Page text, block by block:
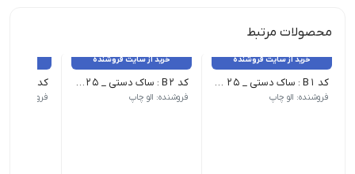
محصولات مرتبط
خرید از سایت فروشنده
کد B1 : ساک دستی _ 25 عدد
فروشنده: الو چاپ
خرید از سایت فروشنده
کد B2 : ساک دستی _ 25 عدد
فروشنده: الو چاپ فروشنده: الو